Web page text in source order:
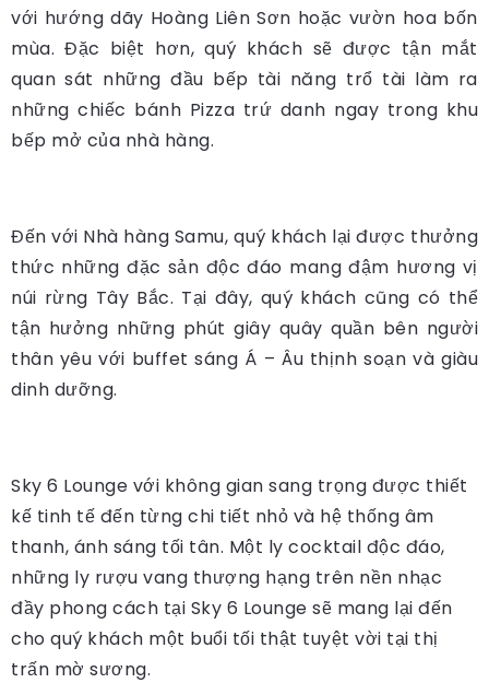
với hướng dãy Hoàng Liên Sơn hoặc vườn hoa bốn
mùa. Đặc biệt hơn, quý khách sẽ được tận mắt
quan sát những đầu bếp tài năng trổ tài làm ra
những chiếc bánh Pizza trứ danh ngay trong khu
bếp mở của nhà hàng.
Đến với Nhà hàng Samu, quý khách lại được thưởng
thức những đặc sản độc đáo mang đậm hương vị
núi rừng Tây Bắc. Tại đây, quý khách cũng có thể
tận hưởng những phút giây quây quần bên người
thân yêu với buffet sáng Á – Âu thịnh soạn và giàu
dinh dưỡng.
Sky 6 Lounge với không gian sang trọng được thiết
kế tinh tế đến từng chi tiết nhỏ và hệ thống âm
thanh, ánh sáng tối tân. Một ly cocktail độc đáo,
những ly rượu vang thượng hạng trên nền nhạc
đầy phong cách tại Sky 6 Lounge sẽ mang lại đến
cho quý khách một buổi tối thật tuyệt vời tại thị
trấn mờ sương.